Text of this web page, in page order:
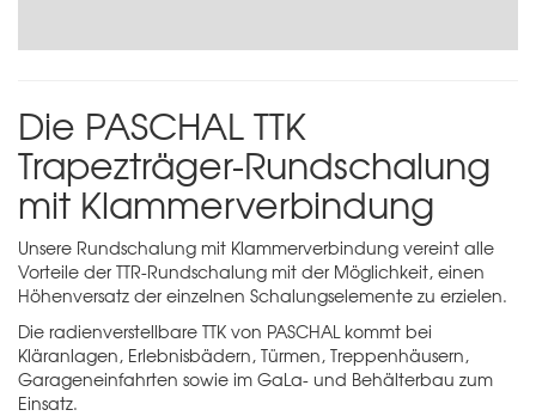
Die PASCHAL TTK
Trapezträger-Rundschalung
mit Klammerverbindung
Unsere Rundschalung mit Klammerverbindung vereint alle
Vorteile der TTR-Rundschalung mit der Möglichkeit, einen
Höhenversatz der einzelnen Schalungselemente zu erzielen.
Die radienverstellbare TTK von PASCHAL kommt bei
Kläranlagen, Erlebnisbädern, Türmen, Treppenhäusern,
Garageneinfahrten sowie im GaLa- und Behälterbau zum
Einsatz.